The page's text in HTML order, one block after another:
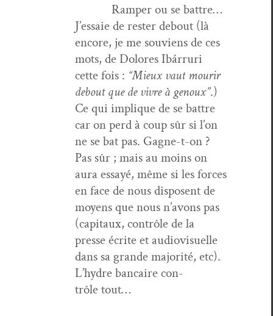
Ram­per ou se bat­tre…
J’es­saie de rester debout (là
encore, je me sou­viens de ces
mots, de Dolores Ibár­ruri
cette fois : “Mieux vaut mourir
debout que de vivre à genoux”.)
Ce qui implique de se bat­tre
car on perd à coup sûr si l’on
ne se bat pas. Gagne-t-on ?
Pas sûr ; mais au moins on
aura essayé, même si les forces
en face de nous dis­posent de
moyens que nous n’avons pas
(cap­i­taux, con­trôle de la
presse écrite et audio­vi­suelle
dans sa grande majorité, etc).
L’hy­dre ban­caire con­
trôle tout…